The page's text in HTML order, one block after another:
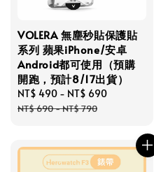
VOLERA 無塵秒貼保護貼
系列 蘋果iPhone/安卓
Android都可使用（預購
開跑，預計8/17出貨）
Sale
price
NT$ 490 - NT$ 690
NT$ 690-NT$ 790